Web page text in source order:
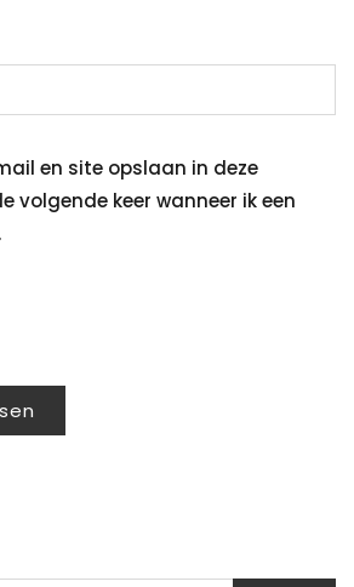
en site opslaan in deze
volgende keer wanneer ik een